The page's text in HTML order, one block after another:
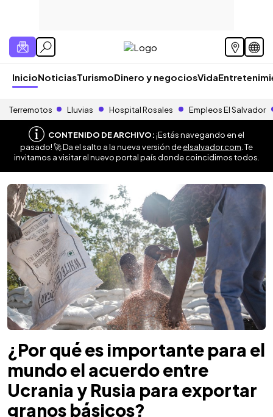
InicioNoticiasTurismoDinero y negociosVida
Terremotos Lluvias Hospital Rosales Empleos El Salvador
CONTENIDO DE ARCHIVO:¡Estás navegando en el
pasado! 🚀 Da el salto a la nueva versión deelsalvador.com . Te
invitamos a visitar el nuevo portal país donde coincidimos todos.
¿Por qué es importante para el
mundo el acuerdo entre
Ucrania y Rusia para exportar
granos básicos?